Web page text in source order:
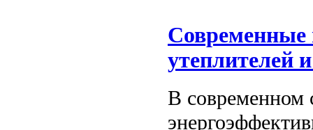
утеплителей
В современном